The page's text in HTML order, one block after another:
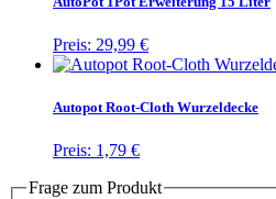
Preis: 29,99 €
Autopot Root-Cloth Wurzeldecke
Preis: 1,79 €
Frage zum Produkt